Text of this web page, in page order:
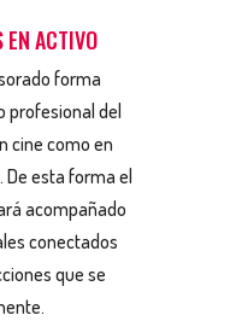
EN ACTIVO
forma
profesional del
cine como en
esta forma el
acompañado
conectados
que se